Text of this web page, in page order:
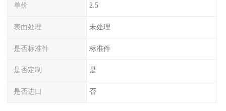
单价 2.5
表面处理 未处理
是否标准件 标准件
是否定制 是
是否进口 否